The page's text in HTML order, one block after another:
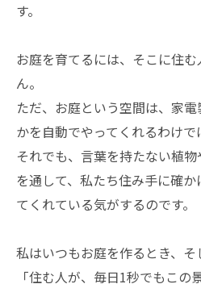
す。
お庭を育てるには、そこに住
ん。
ただ、お庭という空間は、家
かを自動でやってくれるわけで
それでも、言葉を持たない植
を通して、私たち住み手に確
てくれている気がするのです。
私はいつもお庭を作るとき、そ
「住む人が、毎日1秒でもこの